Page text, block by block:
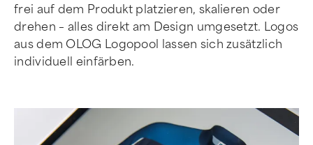
frei auf dem Produkt platzieren, skalieren oder
drehen – alles direkt am Design umgesetzt. Logos
aus dem OLOG Logopool lassen sich zusätzlich
individuell einfärben.